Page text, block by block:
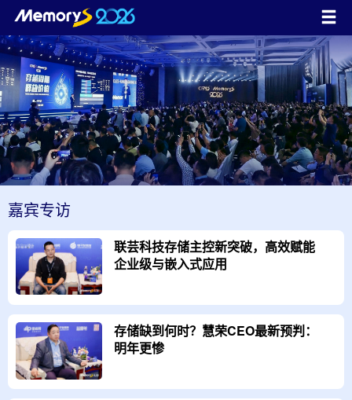
嘉宾专访
联芸科技存储主控新突破，高效赋能
企业级与嵌入式应用
存储缺到何时？慧荣CEO最新预判：
明年更惨